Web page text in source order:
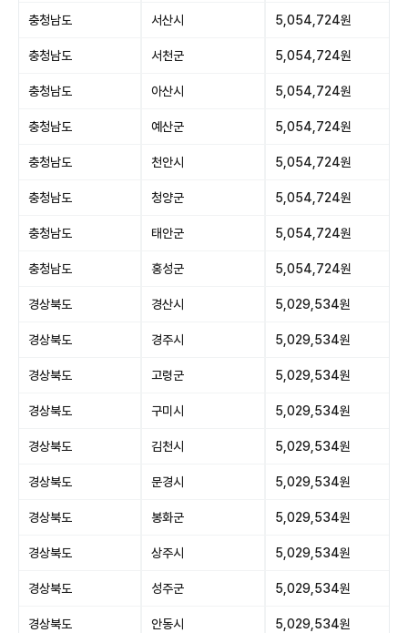
충청남도 서산시 5,054,724원
충청남도 서천군 5,054,724원
충청남도 아산시 5,054,724원
충청남도 예산군 5,054,724원
충청남도 천안시 5,054,724원
충청남도 청양군 5,054,724원
충청남도 태안군 5,054,724원
충청남도 홍성군 5,054,724원
경상북도 경산시 5,029,534원
경상북도 경주시 5,029,534원
경상북도 고령군 5,029,534원
경상북도 구미시 5,029,534원
경상북도 김천시 5,029,534원
경상북도 문경시 5,029,534원
경상북도 봉화군 5,029,534원
경상북도 상주시 5,029,534원
경상북도 성주군 5,029,534원
경상북도 안동시 5,029,534원